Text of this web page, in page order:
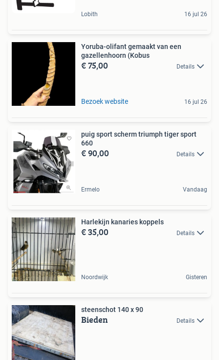
Lobith 16 jul 26
Yoruba-olifant gemaakt van een
gazellenhoorn (Kobus
€ 75,00 Details
Bezoek website 16 jul 26
puig sport scherm triumph tiger sport
660
€ 90,00 Details
Ermelo Vandaag
Harlekijn kanaries koppels
€ 35,00 Details
Noordwijk Gisteren
steenschot 140 x 90
Bieden Details